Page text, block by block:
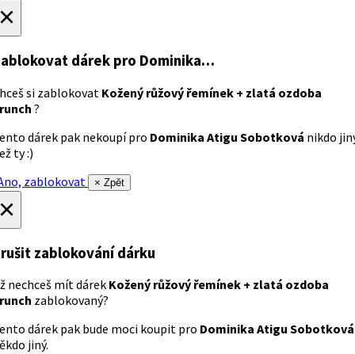
dárek pro Dominika…
si zablokovat Kožený růžový řemínek + zlatá ozdoba
?
dárek pak nekoupí pro Dominika Atigu Sobotková nikdo
ty :)
zablokovat
× Zpět
zablokování dárku
nechceš mít dárek Kožený růžový řemínek + zlatá ozdoba
zablokovaný?
dárek pak bude moci koupit pro Dominika Atigu Sobotková
jiný.